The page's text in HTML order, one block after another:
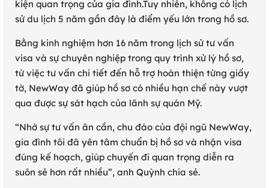
kiện quan trọng của gia đình.Tuy nhiên, không có lịch
sử du lịch 5 năm gần đây là điểm yếu lớn trong hồ sơ.
Bằng kinh nghiệm hơn 16 năm trong lịch sử tư vấn
visa và sự chuyên nghiệp trong quy trình xử lý hồ sơ,
từ việc tư vấn chi tiết đến hỗ trợ hoàn thiện từng giấy
tờ, NewWay đã giúp hồ sơ có nhiều hạn chế này vượt
qua được sự sát hạch của lãnh sự quán Mỹ.
“Nhờ sự tư vấn ân cần, chu đáo của đội ngũ NewWay,
gia đình tôi đã yên tâm chuẩn bị hồ sơ và nhận visa
đúng kế hoạch, giúp chuyến đi quan trọng diễn ra
suôn sẻ hơn rất nhiều”, anh Quỳnh chia sẻ.